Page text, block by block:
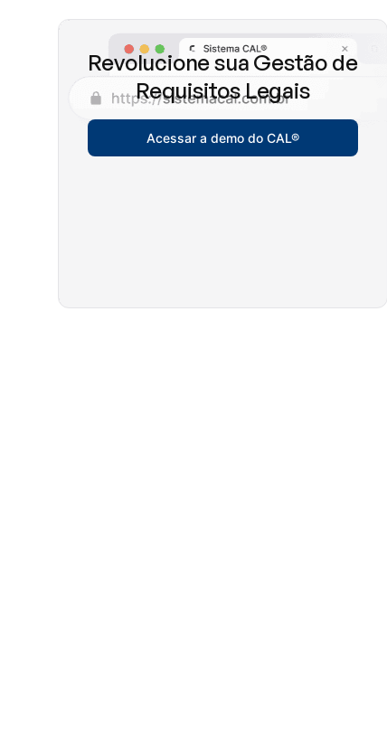
Revolucione sua Gestão de
Requisitos Legais
Acessar a demo do CAL®